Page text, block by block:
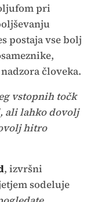
pri
postaja vse bolj
človeka.
vstopnih točk
ali lahko dovolj
hitro
, izvršni
sodeluje